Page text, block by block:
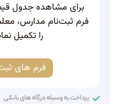
برای مشاهده جدول
فرم ثبت‌نام مدارس،
را تکمیل
فرم های
پرداخت به وسیله درگاه های بانکی